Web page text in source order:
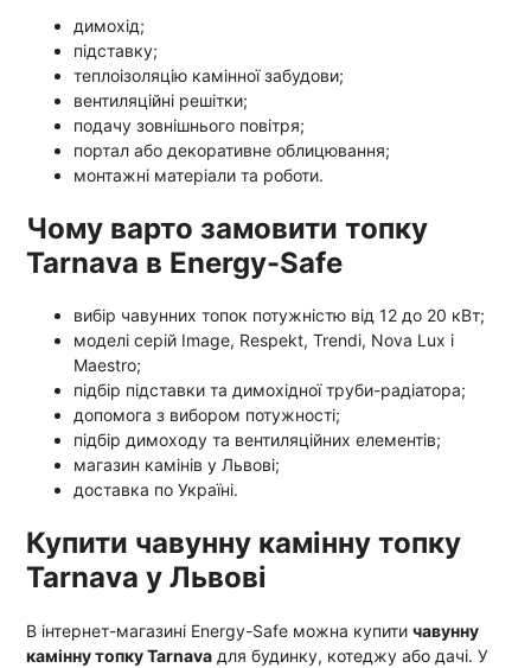
димохід;
підставку;
теплоізоляцію камінної забудови;
вентиляційні решітки;
подачу зовнішнього повітря;
портал або декоративне облицювання;
монтажні матеріали та роботи.
Чому варто замовити топку
Tarnava в Energy-Safe
вибір чавунних топок потужністю від 12 до 20 кВт;
моделі серій Image, Respekt, Trendi, Nova Lux і
Maestro;
підбір підставки та димохідної труби-радіатора;
допомога з вибором потужності;
підбір димоходу та вентиляційних елементів;
магазин камінів у Львові;
доставка по Україні.
Купити чавунну камінну топку
Tarnava у Львові
В інтернет-магазині Energy-Safe можна купити чавунну
камінну топку Tarnava для будинку, котеджу або дачі. У